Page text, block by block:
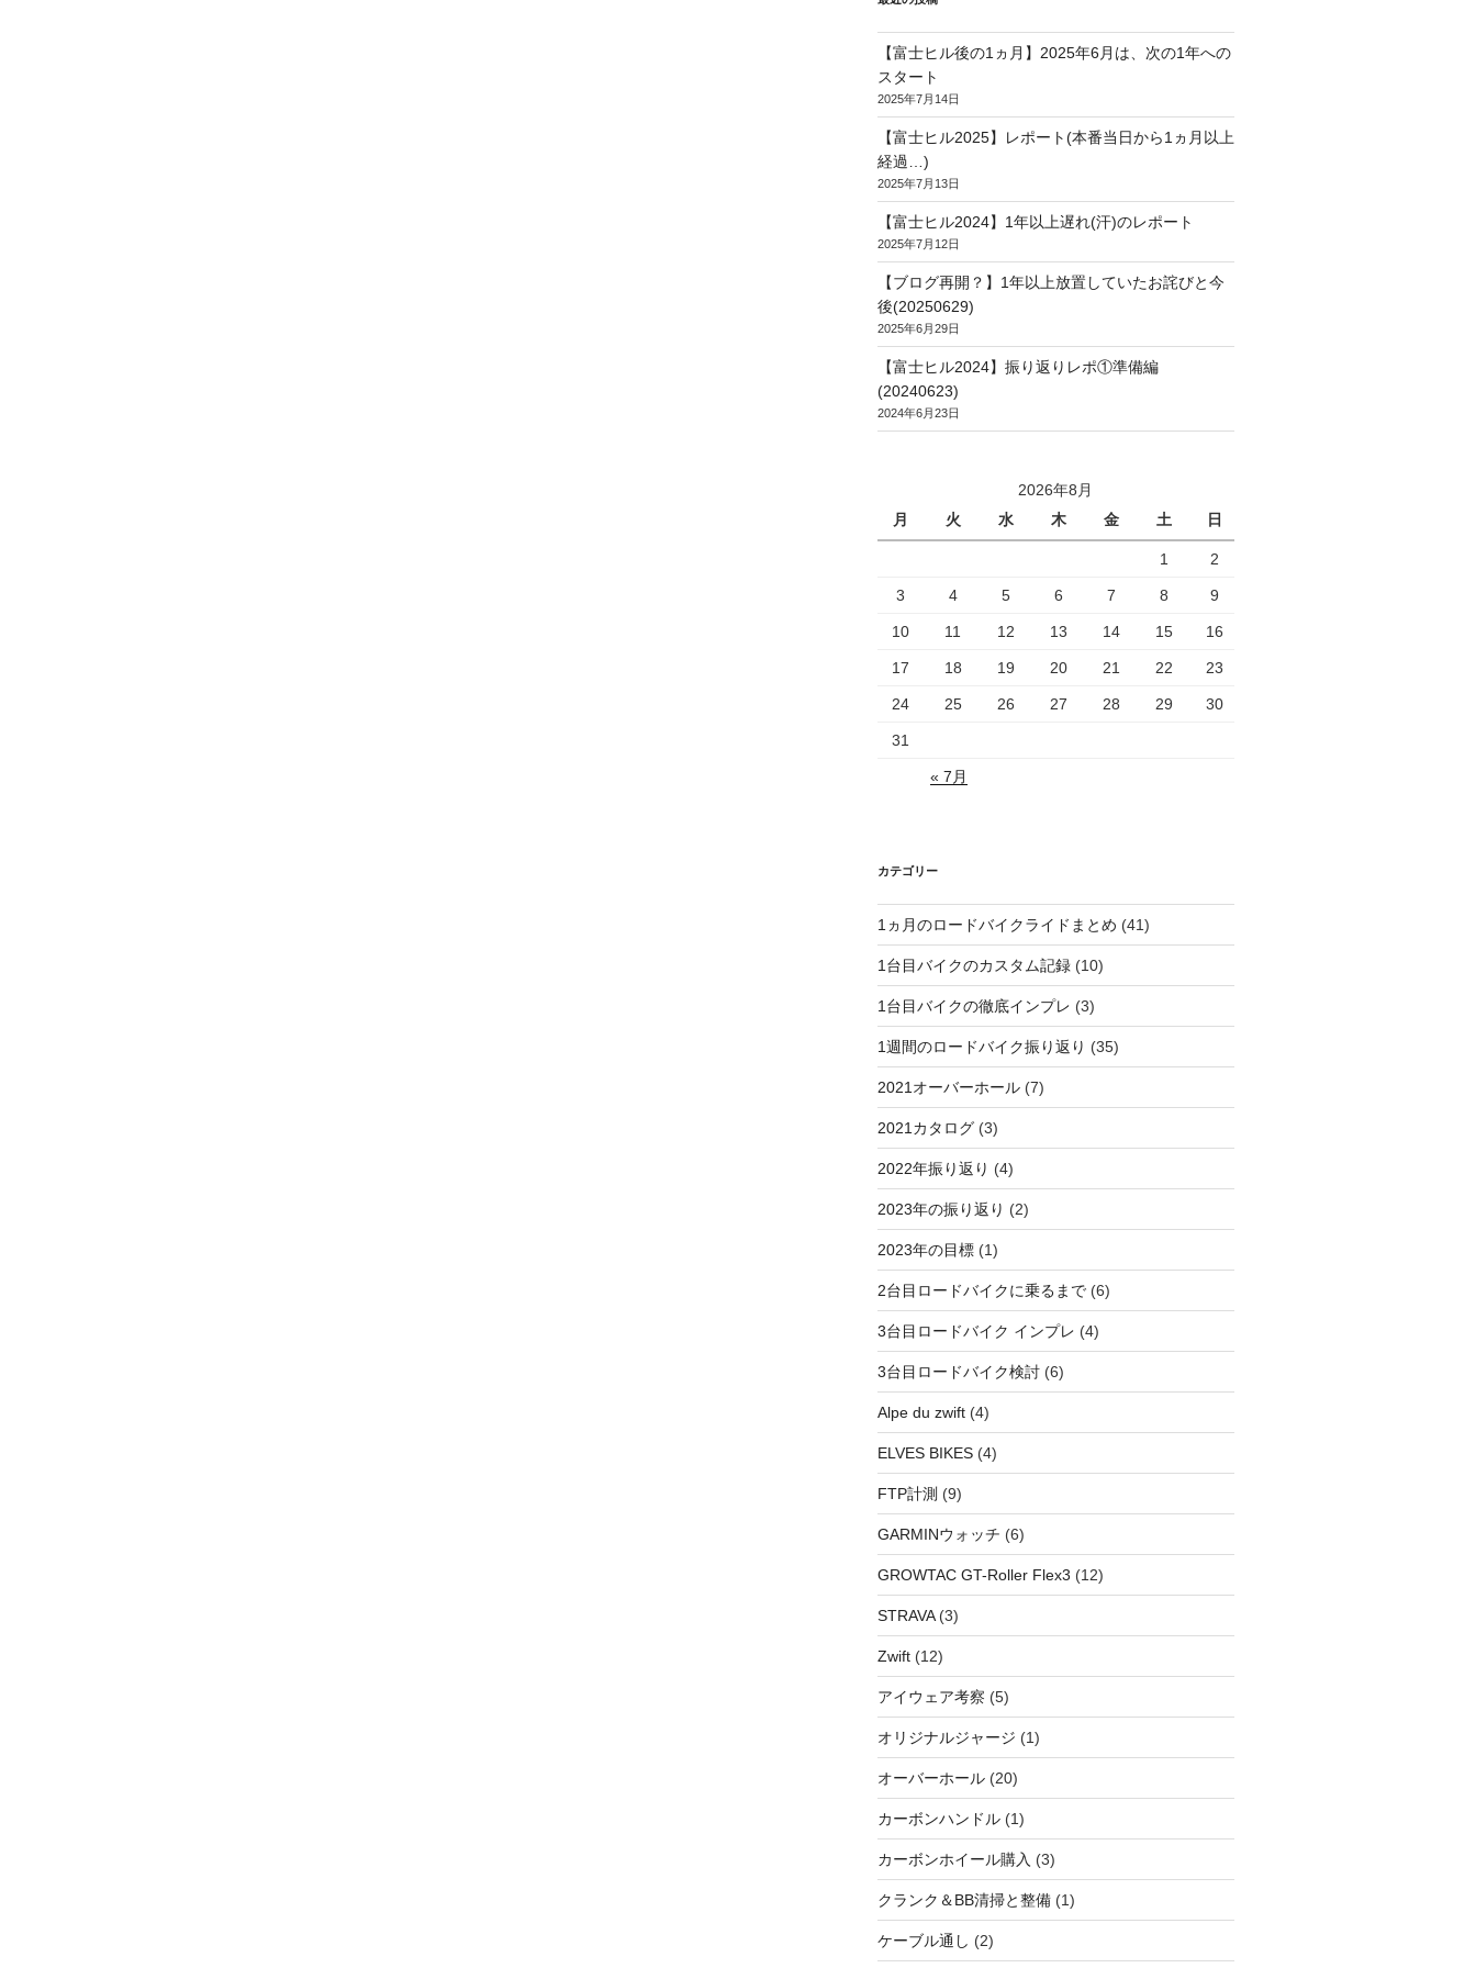
【富士ヒル後の1ヵ月】2025年6月は、次の1年への
スタート
2025年7月14日
【富士ヒル2025】レポート(本番当日から1ヵ月以上
経過…)
2025年7月13日
【富士ヒル2024】1年以上遅れ(汗)のレポート
2025年7月12日
【ブログ再開？】1年以上放置していたお詫びと今
後(20250629)
2025年6月29日
【富士ヒル2024】振り返りレポ①準備編
(20240623)
2024年6月23日
2026年8月
月
火 水 木 金 土 日
1 2
3 4 5 6 7 8 9
10 11 12 13 14 15 16
17 18 19 20 21 22 23
24 25 26 27 28 29 30
31
« 7月
カテゴリー
1ヵ月のロードバイクライドまとめ (41)
1台目バイクのカスタム記録(10)
1台目バイクの徹底インプレ (3)
1週間のロードバイク振り返り (35)
2021オーバーホール(7)
2021カタログ(3)
2022年振り返り (4)
2023年の振り返り (2)
2023年の目標(1)
2台目ロードバイクに乗るまで(6)
3台目ロードバイク インプレ (4)
3台目ロードバイク検討(6)
Alpe du zwift(4)
ELVES BIKES(4)
FTP計測 (9)
GARMINウォッチ (6)
GROWTAC GT-Roller Flex3 (12)
STRAVA(3)
Zwift(12)
アイウェア考察 (5)
オリジナルジャージ (1)
オーバーホール(20)
カーボンハンドル(1)
カーボンホイール購入 (3)
クランク＆BB清掃と整備(1)
ケーブル通し (2)